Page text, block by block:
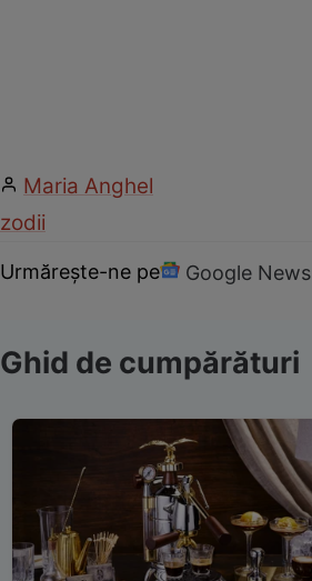
Maria Anghel
zodii
Urmărește-ne pe Google News
Ghid de cumpărături